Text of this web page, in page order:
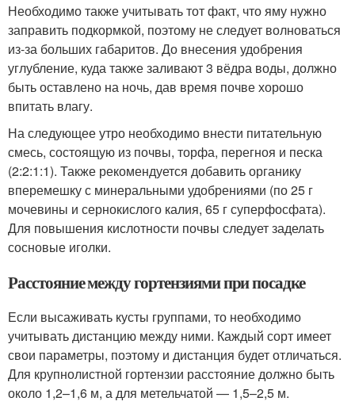
Необходимо также учитывать тот факт, что яму нужно
заправить подкормкой, поэтому не следует волноваться
из-за больших габаритов. До внесения удобрения
углубление, куда также заливают 3 вёдра воды, должно
быть оставлено на ночь, дав время почве хорошо
впитать влагу.
На следующее утро необходимо внести питательную
смесь, состоящую из почвы, торфа, перегноя и песка
(2:2:1:1). Также рекомендуется добавить органику
вперемешку с минеральными удобрениями (по 25 г
мочевины и сернокислого калия, 65 г суперфосфата).
Для повышения кислотности почвы следует заделать
сосновые иголки.
Расстояние между гортензиями при посадке
Если высаживать кусты группами, то необходимо
учитывать дистанцию между ними. Каждый сорт имеет
свои параметры, поэтому и дистанция будет отличаться.
Для крупнолистной гортензии расстояние должно быть
около 1,2–1,6 м, а для метельчатой — 1,5–2,5 м.